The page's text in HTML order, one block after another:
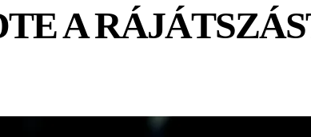
A